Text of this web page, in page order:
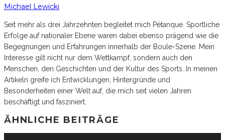
Michael Lewicki
Seit mehr als drei Jahrzehnten begleitet mich Pétanque. Sportliche
Erfolge auf nationaler Ebene waren dabei ebenso prägend wie die
Begegnungen und Erfahrungen innerhalb der Boule-Szene. Mein
Interesse gilt nicht nur dem Wettkampf, sondern auch den
Menschen, den Geschichten und der Kultur des Sports. In meinen
Artikeln greife ich Entwicklungen, Hintergründe und
Besonderheiten einer Welt auf, die mich seit vielen Jahren
beschäftigt und fasziniert.
ÄHNLICHE BEITRÄGE